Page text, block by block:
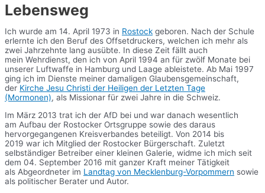
Lebensweg
Ich wurde am 14. April 1973 in Rostock geboren. Nach der Schule
erlernte ich den Beruf des Offsetdruckers, welchen ich mehr als
zwei Jahrzehnte lang ausübte. In diese Zeit fällt auch
mein Wehrdienst, den ich von April 1994 an für zwölf Monate bei
unserer Luftwaffe in Hamburg und Laage ableistete. Ab Mai 1997
ging ich im Dienste meiner damaligen Glaubensgemeinschaft,
der Kirche Jesu Christi der Heiligen der Letzten Tage
(Mormonen), als Missionar für zwei Jahre in die Schweiz.
Im März 2013 trat ich der AfD bei und war danach wesentlich
am Aufbau der Rostocker Ortsgruppe sowie des daraus
hervorgegangenen Kreisverbandes beteiligt. Von 2014 bis
2019 war ich Mitglied der Rostocker Bürgerschaft. Zuletzt
selbständiger Betreiber einer kleinen Galerie, widme ich mich seit
dem 04. September 2016 mit ganzer Kraft meiner Tätigkeit
als Abgeordneter im Landtag von Mecklenburg-Vorpommern sowie
als politischer Berater und Autor.